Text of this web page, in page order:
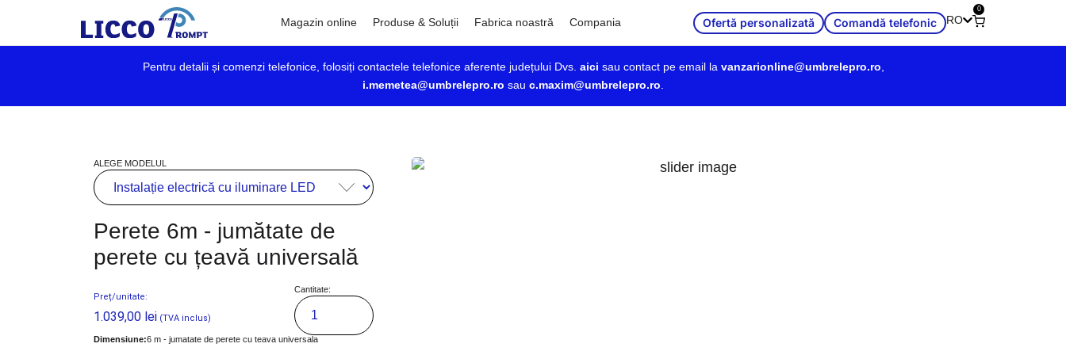
Magazin online Produse & Soluții Fabrica noastră Compania Ofertă personalizată Comandă telefonic RO
0
Pentru detalii și comenzi telefonice, folosiți contactele telefonice aferente județului Dvs. aici sau contact pe email la vanzarionline@umbrelepro.ro
i.memetea@umbrelepro.ro sau c.maxim@umbrelepro.ro
ALEGE MODELUL
Perete 6m - jumătate de
perete cu țeavă universală
Preț/unitate:
1.039,00 lei (TVA inclus)
Cantitate:
Dimensiune:6 m - jumatate de perete cu teava universala